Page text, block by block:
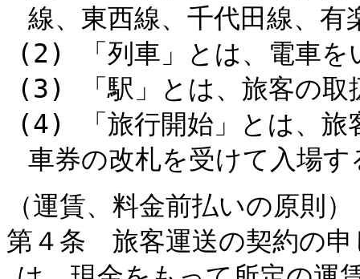
線、東西線、千代田線、
(2) 「列車」とは、電車を
(3) 「駅」とは、旅客の取
(4) 「旅行開始」とは、旅
車券の改札を受けて入場
（運賃、料金前払いの原則）
第４条 旅客運送の契約の申